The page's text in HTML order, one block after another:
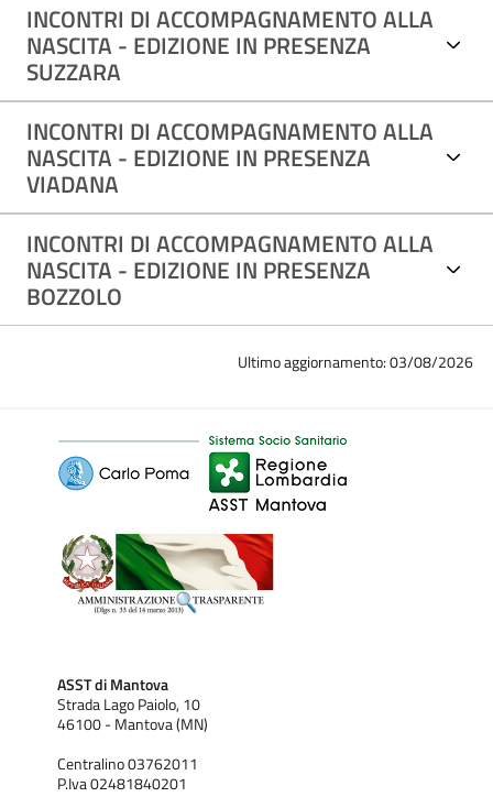
INCONTRI DI ACCOMPAGNAMENTO ALLA
NASCITA - EDIZIONE IN PRESENZA
SUZZARA
INCONTRI DI ACCOMPAGNAMENTO ALLA
NASCITA - EDIZIONE IN PRESENZA
VIADANA
INCONTRI DI ACCOMPAGNAMENTO ALLA
NASCITA - EDIZIONE IN PRESENZA
BOZZOLO
Ultimo aggiornamento: 03/08/2026
ASST di Mantova
Strada Lago Paiolo, 10
46100 - Mantova (MN)
Centralino 03762011
P.Iva 02481840201